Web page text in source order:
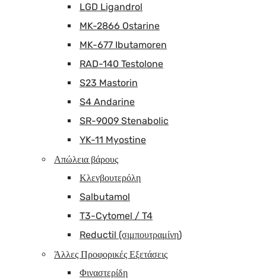
LGD Ligandrol
MK-2866 Ostarine
MK-677 Ibutamoren
RAD-140 Testolone
S23 Mastorin
S4 Andarine
SR-9009 Stenabolic
YK-11 Myostine
Απώλεια βάρους
Κλενβουτερόλη
Salbutamol
T3-Cytomel / T4
Reductil (σιμπουτραμίνη)
Άλλες Προφορικές Εξετάσεις
Φιναστερίδη